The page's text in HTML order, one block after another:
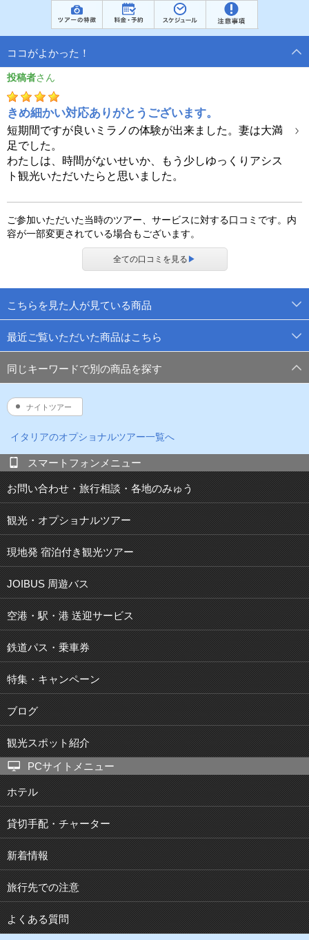
ココがよかった！
投稿者
きめ細かい対応ありがとうございます。
短期間ですが良いミラノの体験が出来ました。妻は大満
足でした。
わたしは、時間がないせいか、もう少しゆっくりアシス
ト観光いただいたらと思いました。
ご参加いただいた当時のツアー、サービスに対する口コミです。内
容が一部変更されている場合もございます。
全ての口コミを見る ▶
こちらを見た人が見ている商品
最近ご覧いただいた商品はこちら
同じキーワードで別の商品を探す
ナイトツアー
イタリアのオプショナルツアー一覧へ
スマートフォンメニュー
お問い合わせ・旅行相談・各地のみゅう
観光・オプショナルツアー
現地発 宿泊付き観光ツアー
JOIBUS 周遊バス
空港・駅・港 送迎サービス
鉄道パス・乗車券
特集・キャンペーン
ブログ
観光スポット紹介
PCサイトメニュー
ホテル
貸切手配・チャーター
新着情報
旅行先での注意
よくある質問